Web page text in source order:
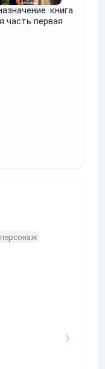
книга
часть первая